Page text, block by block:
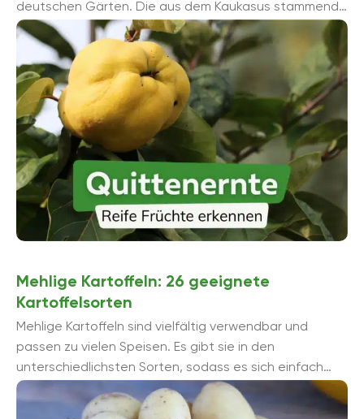
deutschen Gärten. Die aus dem Kaukasus stammende
Frucht ist vor allem im Mittelmeerraum ...
Mehlige Kartoffeln: 26 geeignete
Kartoffelsorten
Mehlige Kartoffeln sind vielfältig verwendbar und
passen zu vielen Speisen. Es gibt sie in den
unterschiedlichsten Sorten, sodass es sich einfach
lohnt, sie im Garten anzubauen. Denn so kann ...